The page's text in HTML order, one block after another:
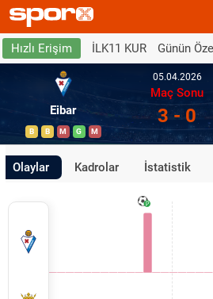
Hızlı Erişim İLK11 KUR Günün
Eibar
B B M G M
05.04.2026
Maç Sonu
3 - 0
Olaylar Kadrolar İstatistik